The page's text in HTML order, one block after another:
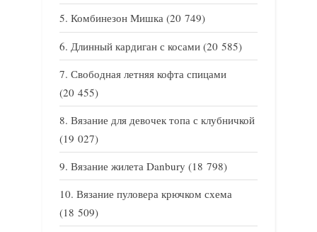
Комбинезон Мишка (20 749)
Длинный кардиган с косами (20 585)
Свободная летняя кофта спицами
(20 455)
Вязание для девочек топа с клубничкой
(19 027)
Вязание жилета Danbury (18 798)
Вязание пуловера крючком схема
(18 509)